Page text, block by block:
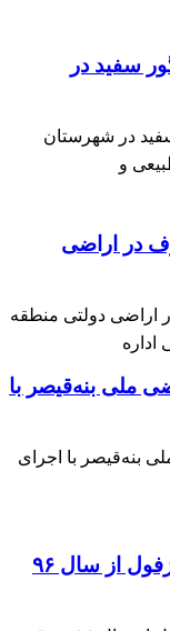
سفید در
در شهرستان
و
اراضی
دولتی منطقه
اراضی ملی بنه‌قیصر با
ملی بنه‌قیصر با اجرای
تولد نوزاد مبتلا به تالاسمی ماژور در دزفول از سال ۹۶